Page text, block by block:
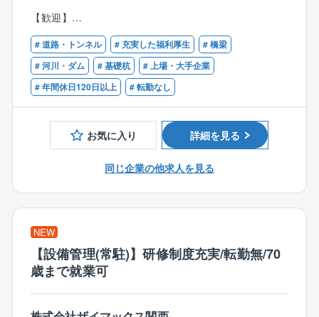
【同社について】
ホテルまで幅広く事業展開しており、施工管理者は
様々な業態の案件を手掛けることができます。
スパイダープラスやSmartHR等といったITツールの活
用にも積極的に取り組み、最先端の技術を駆使しなが
ら効率的な業務、そして自己のスキルアップの機会の
習得を図ることに挑戦しています。
また、社内で”スキルマップ”を導入しており、施工管理
的な所長へのステップアップを支援している他、資格
支援制度、勉強会、メンター制度など、ポテンシャル
社員をサポートする体制も充実しています。
【特徴、魅力ポイント】
■信和グループの傘下に位置する企業であり、グループ
には不動産や設計事務所を持つため、受注が安定して
■施主様や近隣住民への折衝・対応
■見積り等
■月に1～2回の本社会議以外の勤務は現場と自宅の直行
直帰となります。
■案件は1人で担当する小規模案件から、6～7人で担当
する大規模案件まで様々ですが、1人1現場制をとって
いるためかけもちはありません。
張が発生した際には赴任手当、帰省交通費を支給しま
河川道路・鉄道施設・橋梁設備等
【事業部の特徴】
【歓迎】
■公共土木工事の施工管理経験
# 道路・トンネル # 充実した福利厚生
# 橋梁
# 河川・ダム
# 基礎杭
# 上場・大手企業
# 年間休日120日以上
# 転勤なし
お気に入り 詳細を見る
同じ企業の他求人を見る
NEW
【設備管理(常駐)】研修制度充実/転勤無/70
歳まで就業可